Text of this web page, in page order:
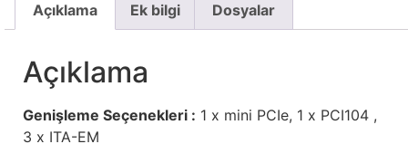
Açıklama Ek bilgi Dosyalar
Açıklama
Genişleme Seçenekleri : 1 x mini PCIe, 1 x PCI104 ,
3 x ITA-EM